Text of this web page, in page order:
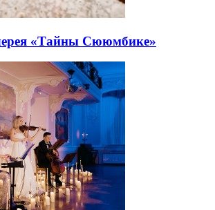
«Тайны Сююмбике»